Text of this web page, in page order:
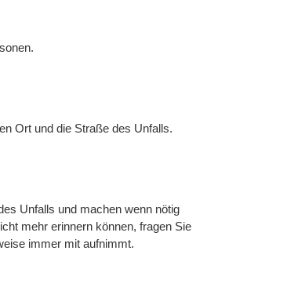
Ort und die Straße des Unfalls.
Unfalls und machen wenn nötig
mehr erinnern können, fragen Sie
immer mit aufnimmt.